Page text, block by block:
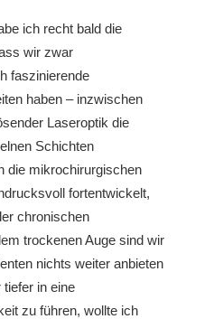
ich recht bald die
wir zwar
faszinierende
haben – inzwischen
Laseroptik die
Schichten
die mikrochirurgischen
fortentwickelt,
chronischen
trockenen Auge sind wir
nichts weiter anbieten
in eine
zu führen, wollte ich